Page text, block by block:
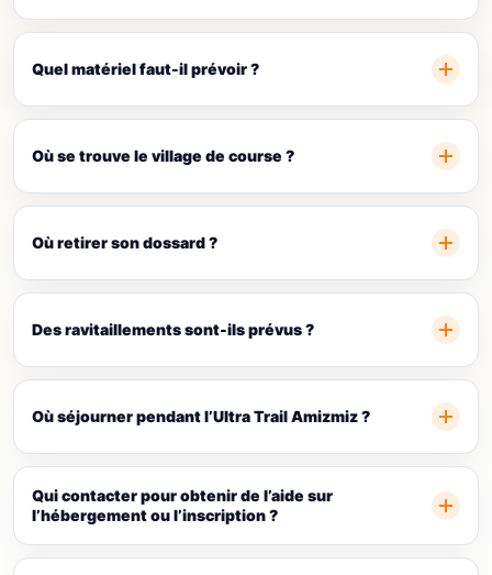
Quel matériel faut-il prévoir ?
Où se trouve le village de course ?
Où retirer son dossard ?
Des ravitaillements sont-ils prévus ?
Où séjourner pendant l’Ultra Trail Amizmiz ?
Qui contacter pour obtenir de l’aide sur
l’hébergement ou l’inscription ?